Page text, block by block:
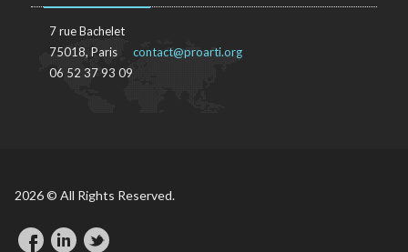
7 rue Bachelet
75018, Paris
06 52 37 93 09
contact@proarti.org
2026 © All Rights Reserved.